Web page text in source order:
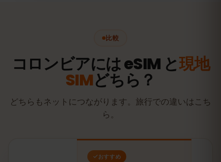
比較
コロンビアには eSIM と現地
SIMどちら？
どちらもネットにつながります。旅行での違いはこち
ら。
おすすめ